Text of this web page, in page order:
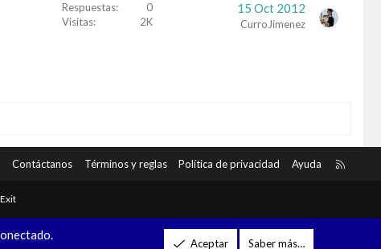
Respuestas
0
Visitas
2K
15 Oct 2012
CurroJimenez
Contáctanos Términos y reglas Política de privacidad Ayuda
Aceptar Saber más…